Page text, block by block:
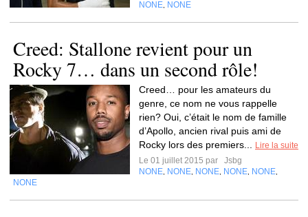
NONE NONE
Creed: Stallone revient pour un
Rocky 7… dans un second rôle!
Creed… pour les amateurs du
genre, ce nom ne vous rappelle
rien? Oui, c’était le nom de famille
d’Apollo, ancien rival puis ami de
Rocky lors des premiers...
Lire la suite
Le 01 juillet 2015 par
Jsbg
NONE NONE NONE NONE NONE
NONE